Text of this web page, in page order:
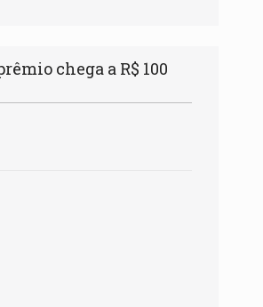
chega a R$ 100